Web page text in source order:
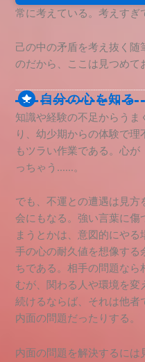
常に考えている。考えすぎ
己の中の矛盾を考え抜く随
のだから、ここは見つめて
自分の心を知る
知識や経験の不足からうま
り、幼少期からの体験で
もツラい作業である。心
っちゃう……。
でも、不運との遭遇は見
会にもなる。強い言葉に傷
まうとかは、意図的にや
手の心の耐久値を想像す
ちである。相手の問題な
むが、関わる人や環境を変
続けるならば、それは他者
内面の問題だったりする。
内面の問題を解決するに